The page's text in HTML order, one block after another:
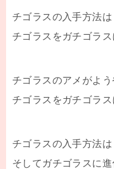
チゴラスの入手方法は
チゴラスをガチゴラス
チゴラスのアメがよう
チゴラスをガチゴラス
チゴラスの入手方法は
そしてガチゴラスに